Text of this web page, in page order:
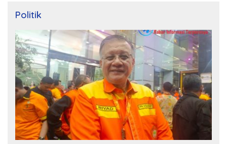
Politik